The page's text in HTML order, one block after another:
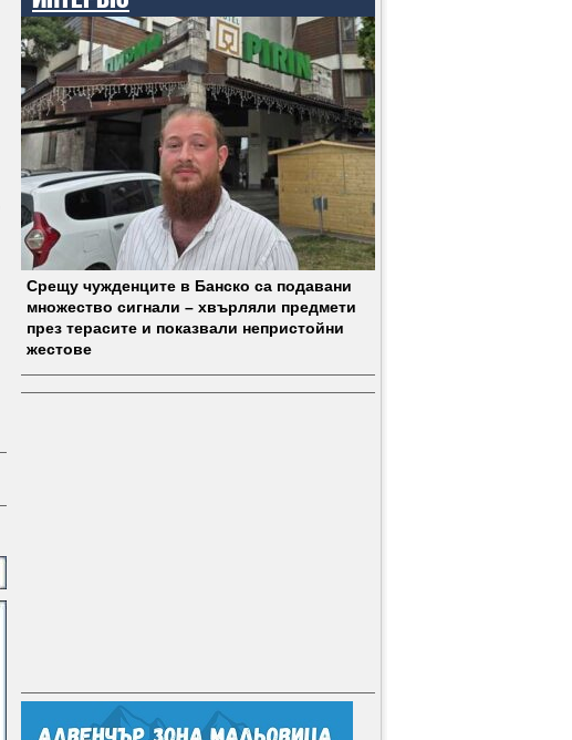
Срещу чужденците в Банско са подавани
множество сигнали – хвърляли предмети
през терасите и показвали непристойни
жестове